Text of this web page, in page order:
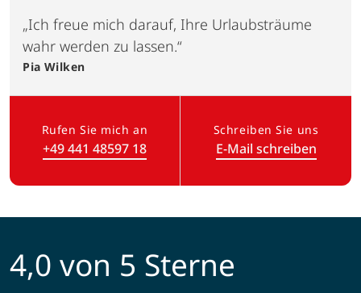
„Ich freue mich darauf, Ihre Urlaubsträume
wahr werden zu lassen.“
Pia Wilken
Rufen Sie mich an
+49 441 48597 18(Link öffnet in neuem Tab)
Schreiben Sie uns
E-Mail schreiben
4,0 von 5 Sterne